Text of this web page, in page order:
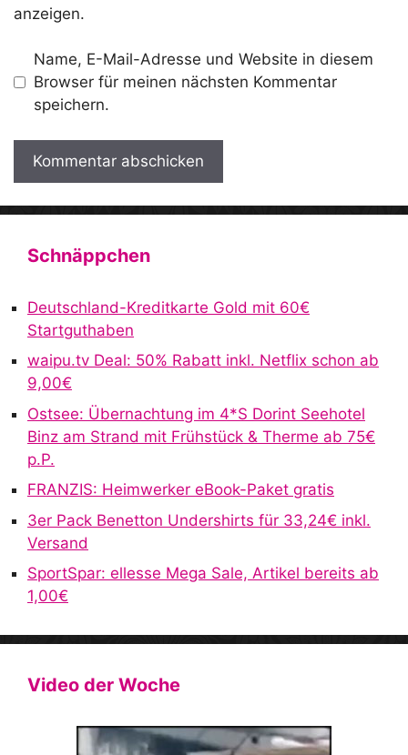
anzeigen.
Name, E-Mail-Adresse und Website in diesem
Browser für meinen nächsten Kommentar
speichern.
A
n
t
Schnäppchen
Deutschland-Kreditkarte Gold mit 60€
Startguthaben
waipu.tv Deal: 50% Rabatt inkl. Netflix schon ab
9,00€
Ostsee: Übernachtung im 4*S Dorint Seehotel
Binz am Strand mit Frühstück & Therme ab 75€
p.P.
FRANZIS: Heimwerker eBook-Paket gratis
3er Pack Benetton Undershirts für 33,24€ inkl.
Versand
SportSpar: ellesse Mega Sale, Artikel bereits ab
1,00€
Video der Woche